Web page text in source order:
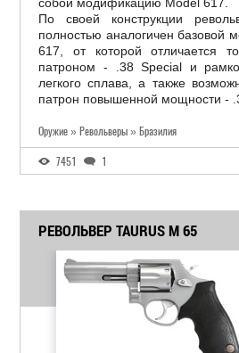
По своей конструкции
полностью аналогичен базовой
617, от которой отличается
патроном - .38 Special и
легкого сплава, а также
патрон повышенной мощности -
Оружие » Револьверы » Бразилия
7451 1
РЕВОЛЬВЕР TAURUS M 65